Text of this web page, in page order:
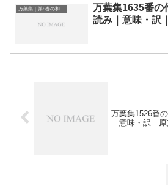
万葉集1635番の
読み｜意味・訳
万葉集1526番
｜意味・訳｜